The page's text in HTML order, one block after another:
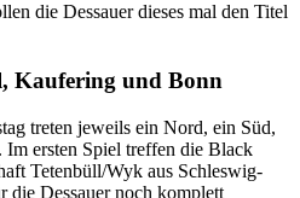
die Dessauer dieses mal den Titel
Kaufering und Bonn
treten jeweils ein Nord, ein Süd,
Im ersten Spiel treffen die Black
Tetenbüll/Wyk aus Schleswig-
die Dessauer noch komplett